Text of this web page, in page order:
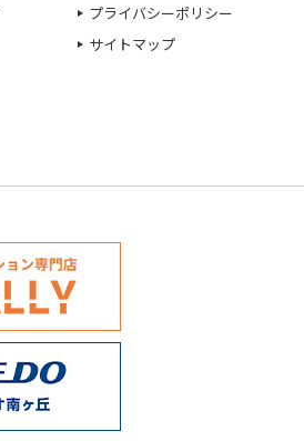
プライバシーポリシー
サイトマップ